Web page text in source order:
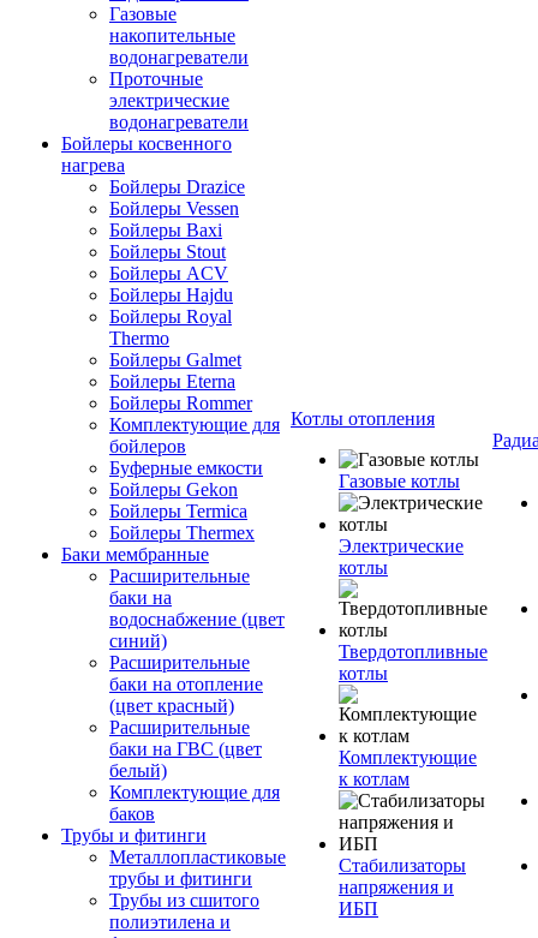
Газовые
накопительные
водонагреватели
Проточные
электрические
водонагреватели
Бойлеры косвенного
нагрева
Бойлеры Drazice
Бойлеры Vessen
Бойлеры Baxi
Бойлеры Stout
Бойлеры ACV
Бойлеры Hajdu
Бойлеры Royal
Thermo
Бойлеры Galmet
Бойлеры Eterna
Бойлеры Rommer
Комплектующие для
бойлеров
Буферные емкости
Бойлеры Gekon
Бойлеры Termica
Бойлеры Thermex
Баки мембранные
Расширительные
баки на
водоснабжение (цвет
синий)
Расширительные
баки на отопление
(цвет красный)
Расширительные
баки на ГВС (цвет
белый)
Комплектующие для
баков
Трубы и фитинги
Металлопластиковые
трубы и фитинги
Трубы из сшитого
полиэтилена и
Котлы отопления
Газовые котлы
Электрические
котлы
Твердотопливные
котлы
Комплектующие
к котлам
Стабилизаторы
напряжения и
ИБП